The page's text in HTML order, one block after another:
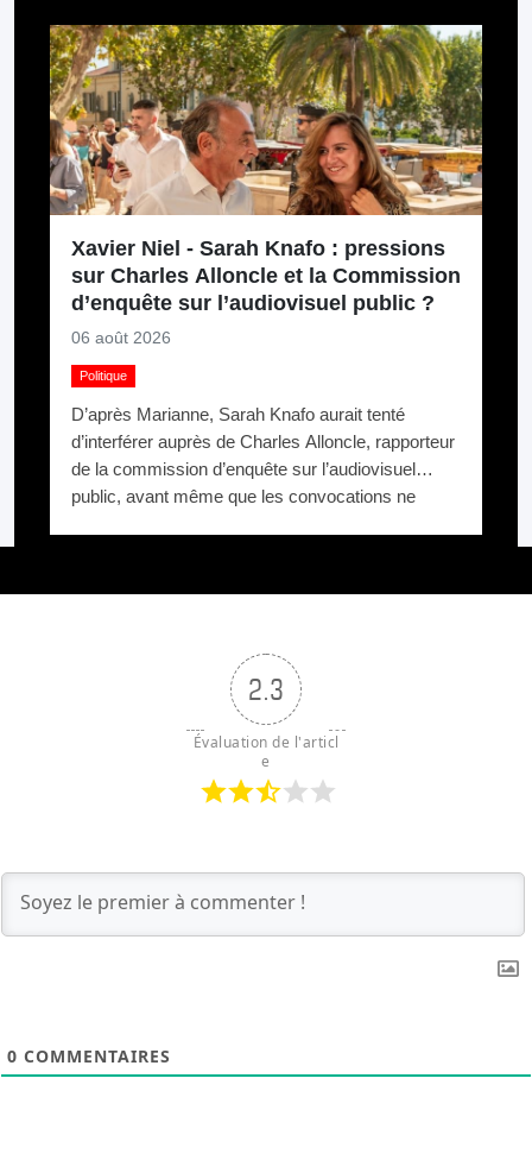
Xavier Niel - Sarah Knafo : pressions
sur Charles Alloncle et la Commission
d’enquête sur l’audiovisuel public ?
06 août 2026
Politique
D’après Marianne, Sarah Knafo aurait tenté
d’interférer auprès de Charles Alloncle, rapporteur
de la commission d’enquête sur l’audiovisuel
public, avant même que les convocations ne
2.3
Évaluation de l'articl
e
0 COMMENTAIRES